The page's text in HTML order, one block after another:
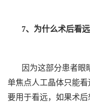
7、为什么术后看
因为这部分患者眼
单焦点人工晶体只能
要用于看远，如果术